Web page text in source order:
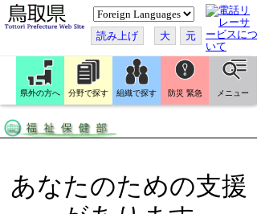
こ
の
ペ
ー
ジ
翻
訳
す
読み上げ 大 元
県外の方へ 分野で探す 組織で探す 防災 緊急 メニュー
あなたのための支援